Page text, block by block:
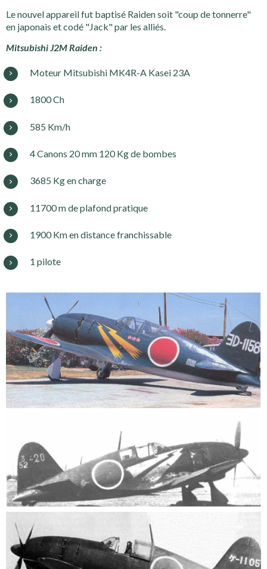
Le nouvel appareil fut baptisé Raiden soit "coup de tonnerre"
en japonais et codé "Jack" par les alliés.
Mitsubishi J2M Raiden :
Moteur Mitsubishi MK4R-A Kasei 23A
1800 Ch
585 Km/h
4 Canons 20 mm 120 Kg de bombes
3685 Kg en charge
11700 m de plafond pratique
1900 Km en distance franchissable
1 pilote